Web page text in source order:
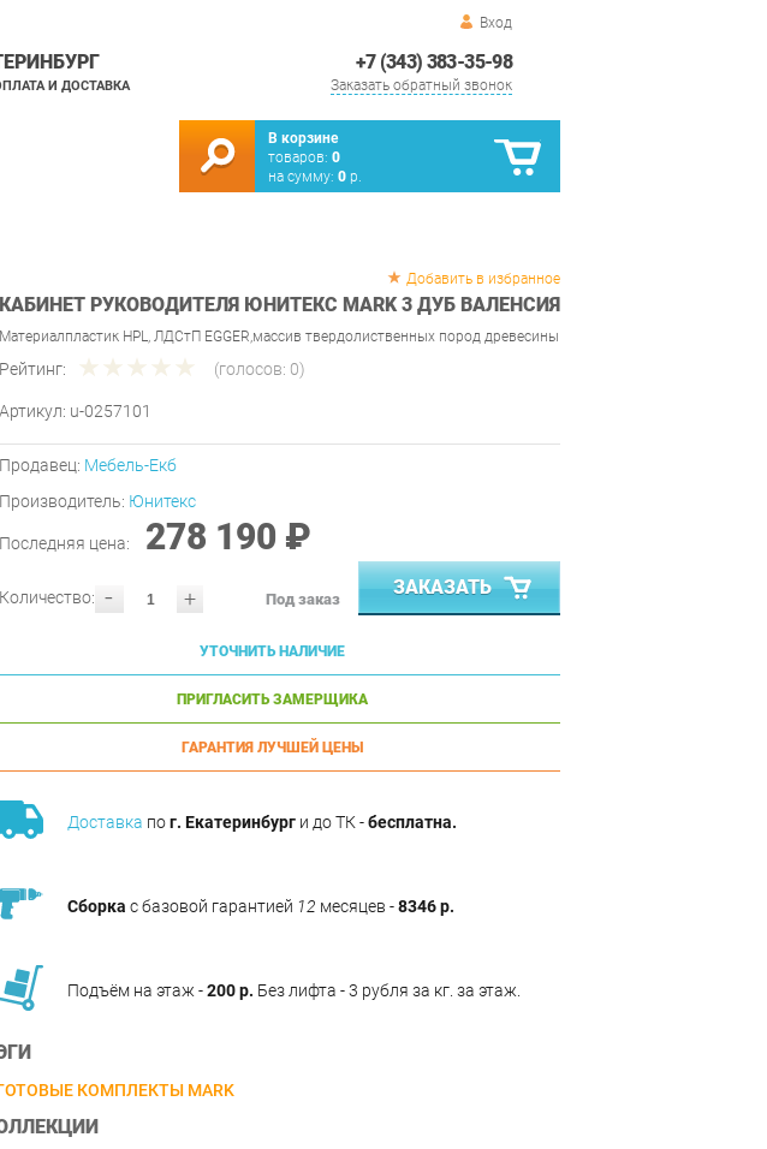
Вход
+7 (343) 383-35-98
Заказать обратный звонок
И ДОСТАВКА
В корзине
товаров: 0
на сумму: 0 р.
Добавить в избранное
КАБИНЕТ РУКОВОДИТЕЛЯ ЮНИТЕКС MARK 3 ДУБ ВАЛЕНСИЯ
Материалпластик HPL, ЛДСтП EGGER,массив твердолиственных пород древесины
Рейтинг: (голосов: 0)
Артикул: u-0257101
Продавец: Мебель-Екб
Производитель: Юнитекс
Последняя цена: 278 190 ₽
- +
Количество: Под заказ
ЗАКАЗАТЬ
УТОЧНИТЬ НАЛИЧИЕ
ПРИГЛАСИТЬ ЗАМЕРЩИКА
ГАРАНТИЯ ЛУЧШЕЙ ЦЕНЫ
Доставка пог. Екатеринбург и до ТК -бесплатна.
Сборка с базовой гарантией 12 месяцев -8346 р.
Подъём на этаж -200 р. Без лифта - 3 рубля за кг. за этаж.
КОМПЛЕКТЫ MARK